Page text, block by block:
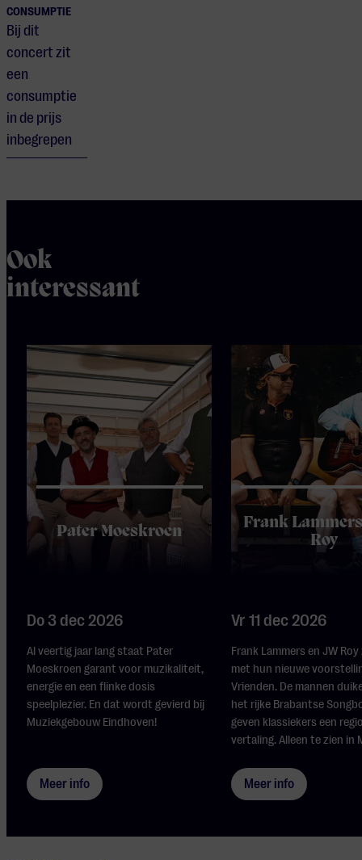
CONSUMPTIE
Bij dit
concert zit
een
consumptie
in de prijs
inbegrepen
Ook
interessant
Pater Moeskroen
Do 3 dec 2026
Al veertig jaar lang staat Pater
Moeskroen garant voor muzikaliteit,
energie en een flinke dosis
speelplezier. En dat wordt gevierd bij
Muziekgebouw Eindhoven!
Meer info
Frank
Roy
Vr 11 dec 2026
Frank Lammers en JW
met hun nieuwe
Vrienden. De mannen
het rijke Brabantse
geven klassiekers een
vertaling. Alleen te zien in
Meer info